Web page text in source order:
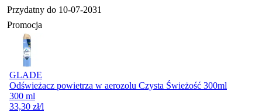
Przydatny do 10-07-2031
Promocja
GLADE
Odświeżacz powietrza w aerozolu Czysta Świeżość 300ml
300 ml
33,30 zł/l